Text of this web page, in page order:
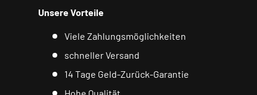
Unsere Vorteile
Viele Zahlungsmöglichkeiten
schneller Versand
14 Tage Geld-Zurück-Garantie